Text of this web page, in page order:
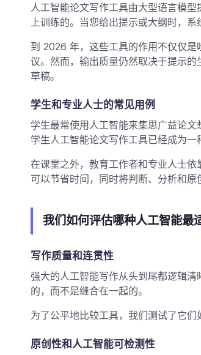
人工智能论文写作工具由大型语言模
上训练的。当您给出提示或大纲时，
到 2026 年，这些工具的作用不仅仅
议。然而，输出质量仍然取决于提示
草稿。
学生和专业人士的常见用例
学生最常使用人工智能来集思广益论
学生人工智能论文写作工具已经成为一
在课堂之外，教育工作者和专业人士
可以节省时间，同时将判断、分析和原
我们如何评估哪种人工智能最
写作质量和连贯性
强大的人工智能写作从头到尾都逻辑
的，而不是缝合在一起的。
为了公平地比较工具，我们测试了它
原创性和人工智能可检测性